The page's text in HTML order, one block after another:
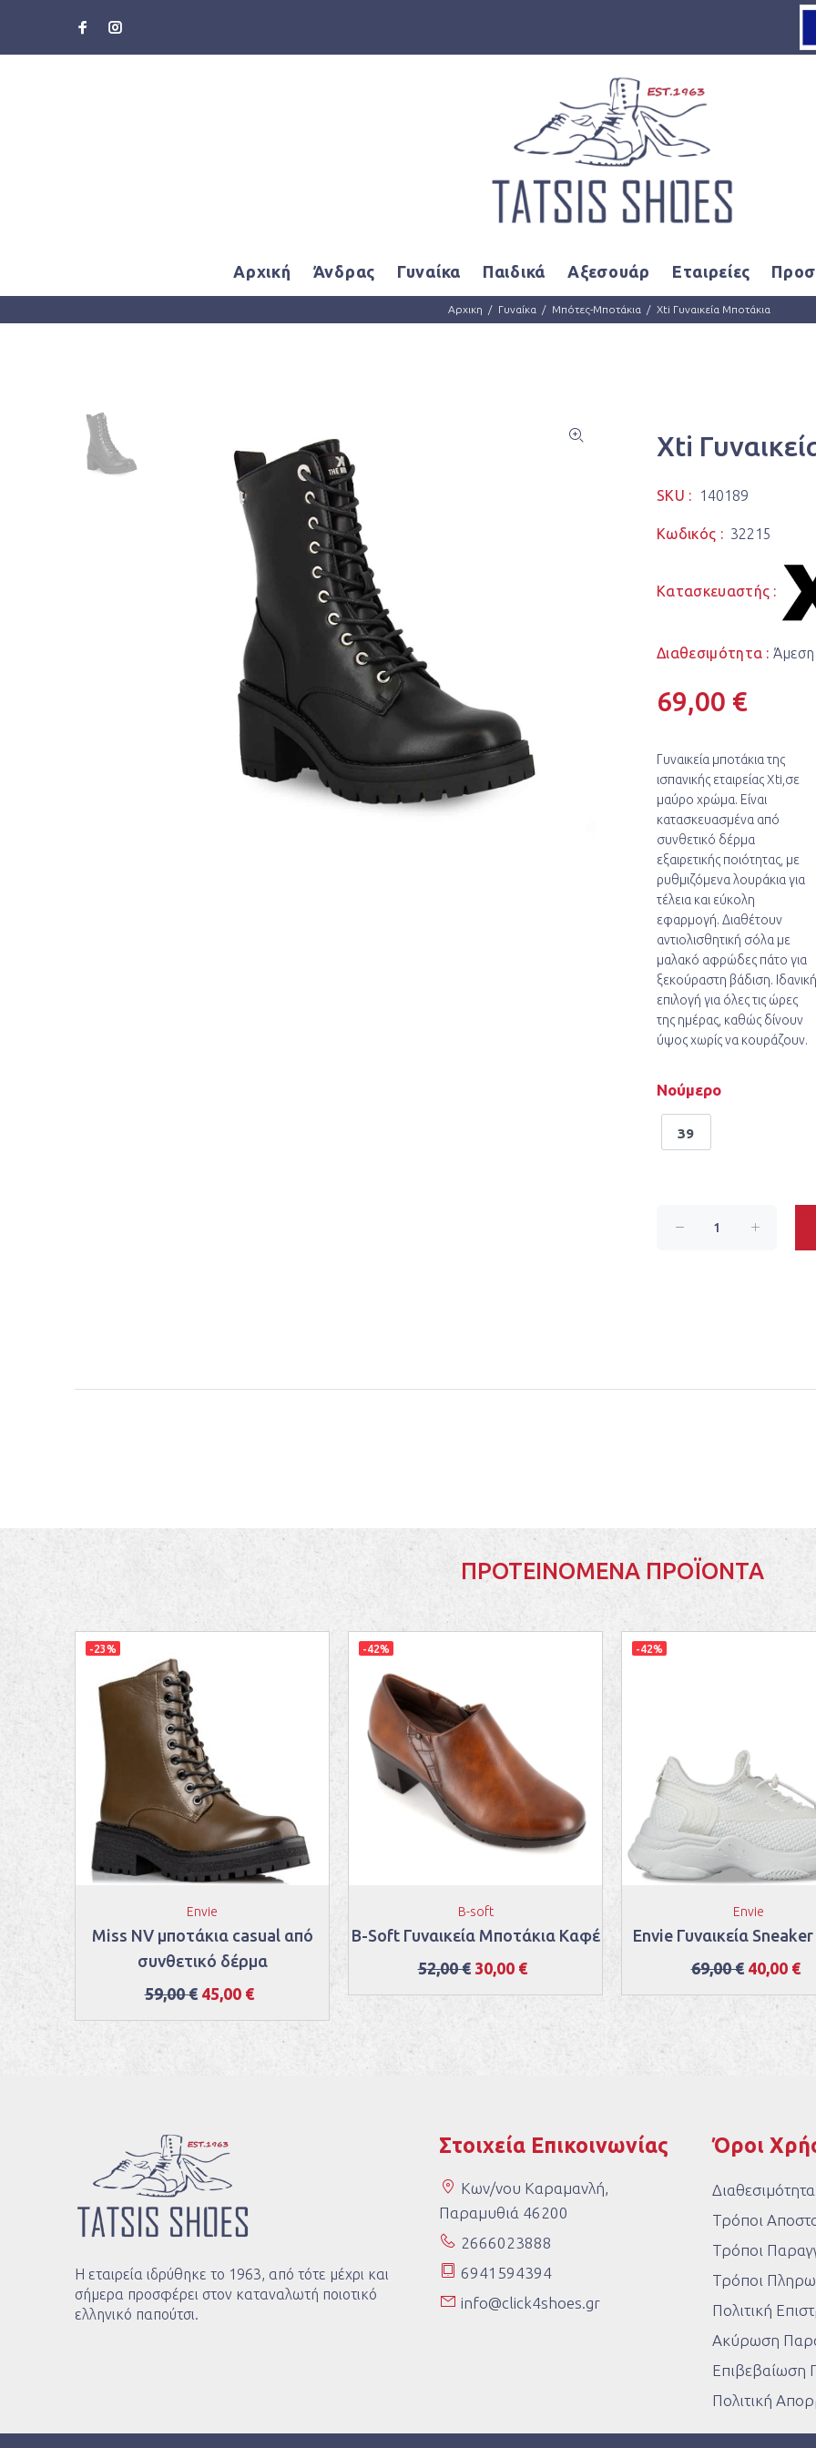
Αρχική Άνδρας Γυναίκα Παιδικά Αξεσουάρ Εταιρείες
Αρχικη Γυναίκα Μπότες-Μποτάκια Xti Γυναικεία Μποτάκια
Xti
SKU : 140189
Κωδικός : 32215
Κατασκευαστής :
Διαθεσιμότητα :
69,00 €
Γυναικεία μποτάκια της
ισπανικής εταιρείας Xti,σε
μαύρο χρώμα. Είναι
κατασκευασμένα από
συνθετικό δέρμα
εξαιρετικής ποιότητας, με
ρυθμιζόμενα λουράκια για
τέλεια και εύκολη
εφαρμογή. Διαθέτουν
αντιολισθητική σόλα με
μαλακό αφρώδες πάτο για
ξεκούραστη βάδιση. Ιδανική
επιλογή για όλες τις ώρες
της ημέρας, καθώς δίνουν
ύψος χωρίς να κουράζουν.
Νούμερο
39
ΠΡΟΤΕΙΝΌΜΕΝΑ ΠΡΟΪΌΝΤΑ
-23%
Envie
Miss NV μποτάκια casual από
συνθετικό δέρμα
59,00 € 45,00 €
-42%
B-soft
B-Soft Γυναικεία Μποτάκια Καφέ
52,00 € 30,00 €
-42%
Envie
Envie Γυναικεία
69,00 € 40,00 €
Η εταιρεία ιδρύθηκε το 1963, από τότε μέχρι και
σήμερα προσφέρει στον καταναλωτή ποιοτικό
ελληνικό παπούτσι.
Στοιχεία Επικοινωνίας
Κων/νου Καραμανλή,
Παραμυθιά 46200
2666023888
6941594394
info@click4shoes.gr
Όροι
Διαθεσιμότητα
Τρόποι
Τρόποι
Τρόποι
Πολιτική
Ακύρωση
Επιβεβαίωση
Πολιτική